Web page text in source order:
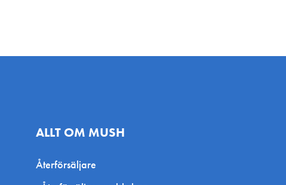
ALLT OM MUSH
Återförsäljare